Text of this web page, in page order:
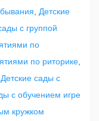
Детские
с группой
по
по риторике
Детские сады с
с обучением игре
кружком